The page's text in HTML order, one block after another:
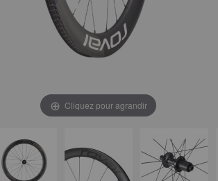
Cliquez pour agrandir